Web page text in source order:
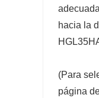
hacia la
(Para
página